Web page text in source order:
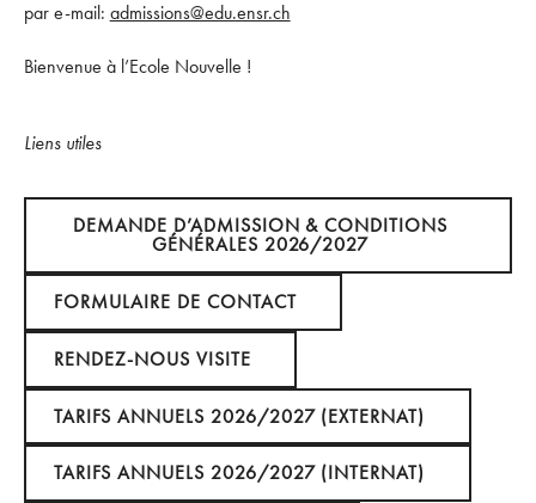
par e-mail: admissions@edu.ensr.ch
Bienvenue à l’Ecole Nouvelle !
Liens utiles
DEMANDE D’ADMISSION & CONDITIONS
GÉNÉRALES 2026/2027
FORMULAIRE DE CONTACT
RENDEZ-NOUS VISITE
TARIFS ANNUELS 2026/2027 (EXTERNAT)
Tarifs annuels 2026/2027 (Internat)
TARIFS ANNUELS 2026/2027 (INTERNAT)